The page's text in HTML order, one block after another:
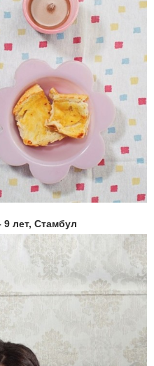
лет, Стамбул